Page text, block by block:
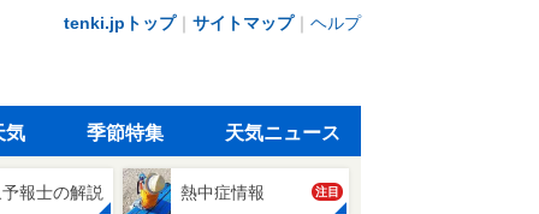
tenki.jpトップ｜ サイトマップ｜ ヘルプ
気 季節特集 天気ニュース
報士の解説 熱中症情報 注目